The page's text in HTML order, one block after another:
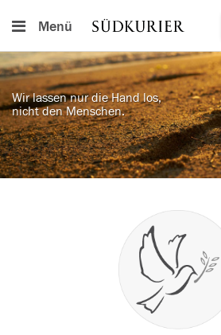
Menü
Wir lassen nur die Hand los,
nicht den Menschen.